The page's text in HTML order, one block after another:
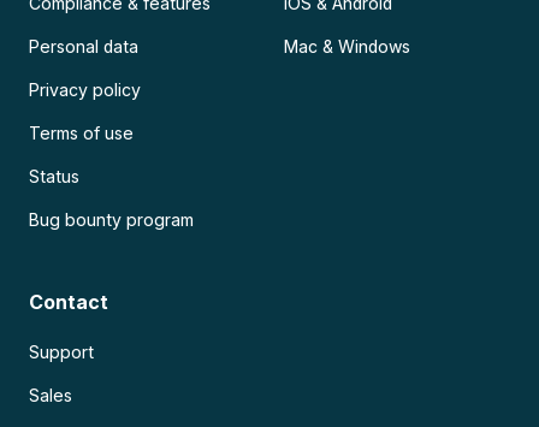
Personal data
Privacy policy
Terms of use
Status
Bug bounty program
Mac & Windows
Contact
Support
Sales